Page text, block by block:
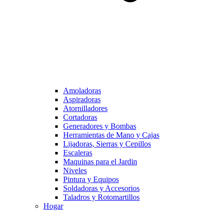
Amoladoras
Aspiradoras
Atornilladores
Cortadoras
Generadores y Bombas
Herramientas de Mano y Cajas
Lijadoras, Sierras y Cepillos
Escaleras
Maquinas para el Jardin
Niveles
Pintura y Equipos
Soldadoras y Accesorios
Taladros y Rotomartillos
Hogar